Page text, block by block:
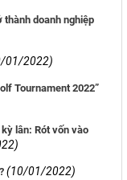
thành doanh nghiệp
01/2022)
Tournament 2022”
lân: Rót vốn vào
(10/01/2022)